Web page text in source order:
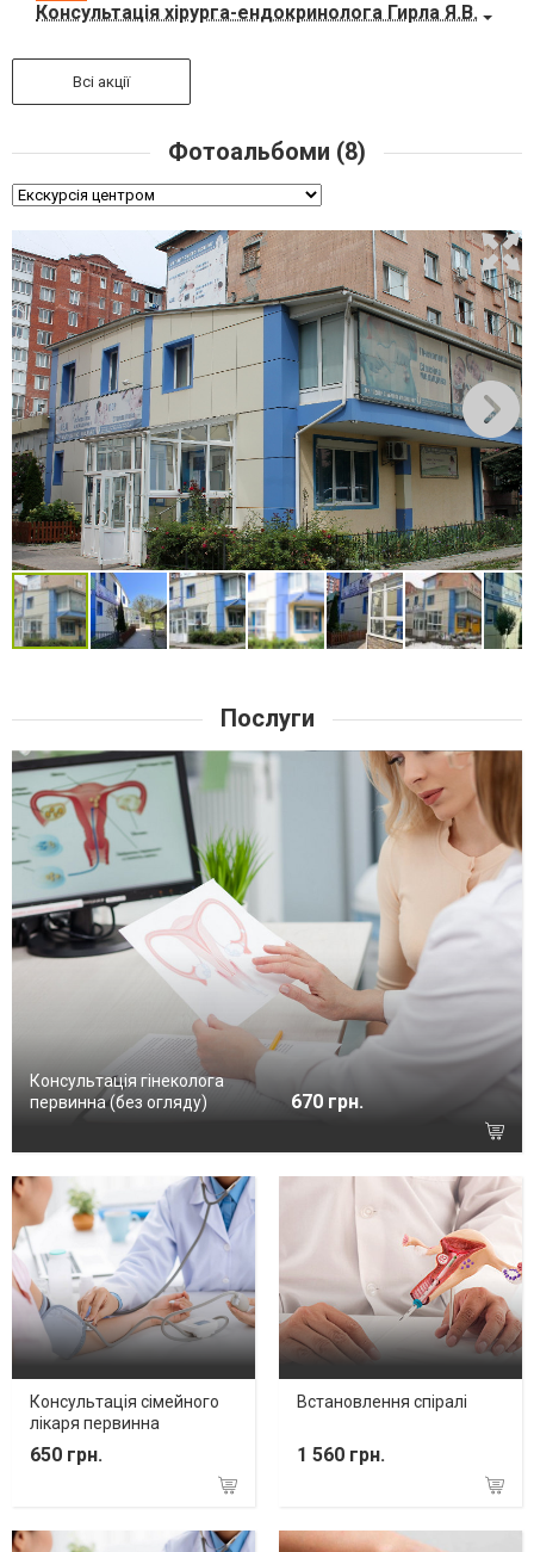
Консультація хірурга-ендокринолога Гирла Я.В.
Всі акції
Фотоальбоми (8)
Послуги
Консультація гінеколога
первинна (без огляду)
670 грн.
Консультація сімейного
лікаря первинна
650 грн.
Встановлення спіралі
1 560 грн.